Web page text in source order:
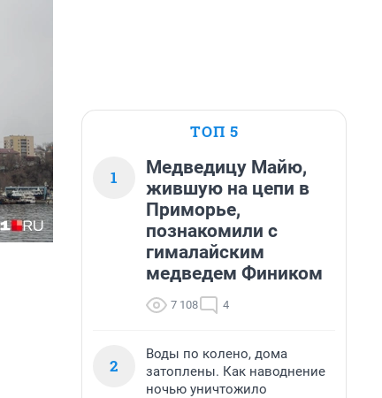
ТОП 5
1
Медведицу Майю,
жившую на цепи в
Приморье,
познакомили с
гималайским
медведем Фиником
7 108 4
2
Воды по колено, дома
затоплены. Как наводнение
ночью уничтожило